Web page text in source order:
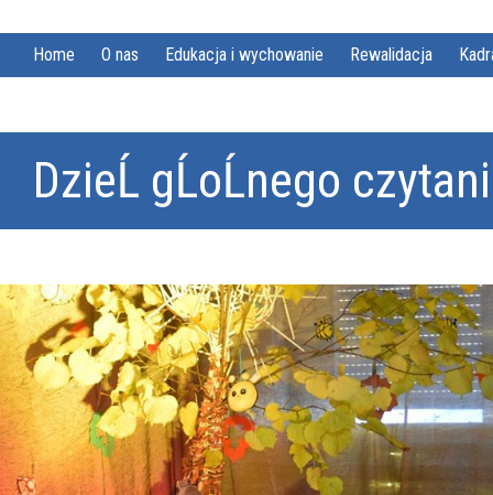
Home O nas Edukacja i wychowanie Rewalidacja
DzieĹ gĹoĹnego